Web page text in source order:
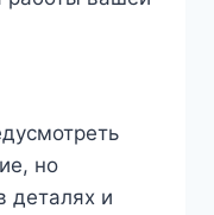
но
деталях и